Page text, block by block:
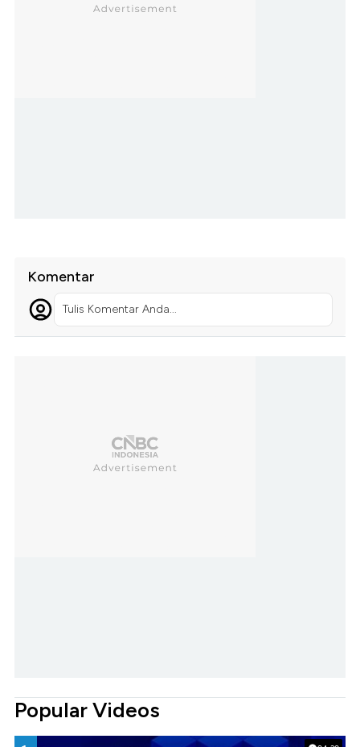
Komentar
Tulis Komentar Anda...
Popular Videos